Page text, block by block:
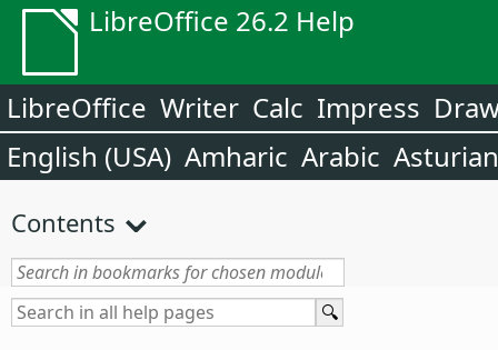
LibreOffice 26.2 Help
LibreOffice Writer Calc Impress
English (USA) Amharic Arabic Asturian
Contents